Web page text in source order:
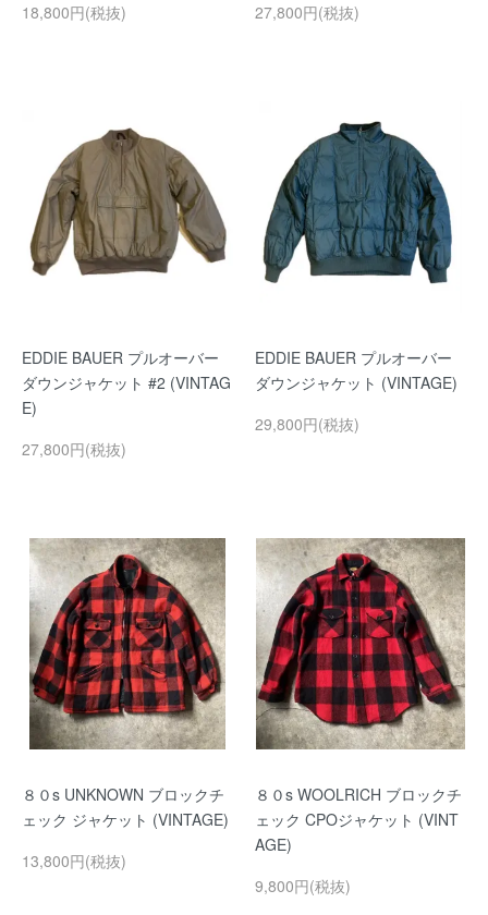
18,800円(税抜)
27,800円(税抜)
EDDIE BAUER プルオーバー
ダウンジャケット #2 (VINTAG
E)
27,800円(税抜)
EDDIE BAUER プルオーバー
ダウンジャケット (VINTAGE)
29,800円(税抜)
８０s UNKNOWN ブロックチ
ェック ジャケット (VINTAGE)
13,800円(税抜)
８０s WOOLRICH ブロックチ
ェック CPOジャケット (VINT
AGE)
9,800円(税抜)